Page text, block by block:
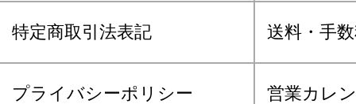
特定商取引法表記 送料・手
プライバシーポリシー 営業カレ